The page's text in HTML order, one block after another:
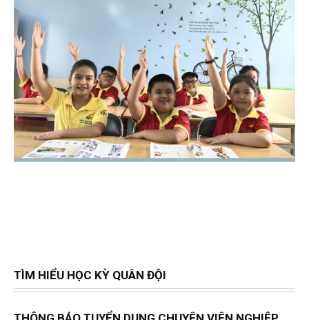
TÌM HIỂU HỌC KỲ QUÂN ĐỘI